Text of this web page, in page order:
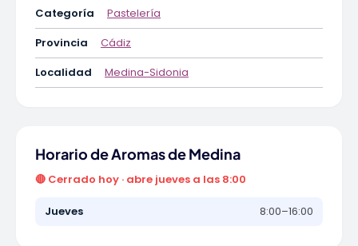
Categoría
Pastelería
Provincia
Cádiz
Localidad
Medina-Sidonia
Horario de Aromas de Medina
🔴 Cerrado hoy · abre jueves a las 8:00
Jueves 8:00–16:00